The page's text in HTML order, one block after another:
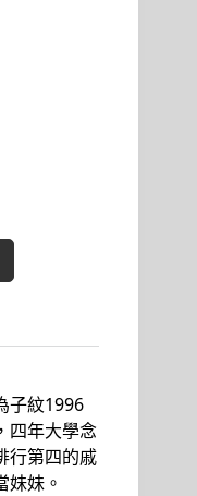
子紋1996
四年大學念
行第四的戚
妹妹。